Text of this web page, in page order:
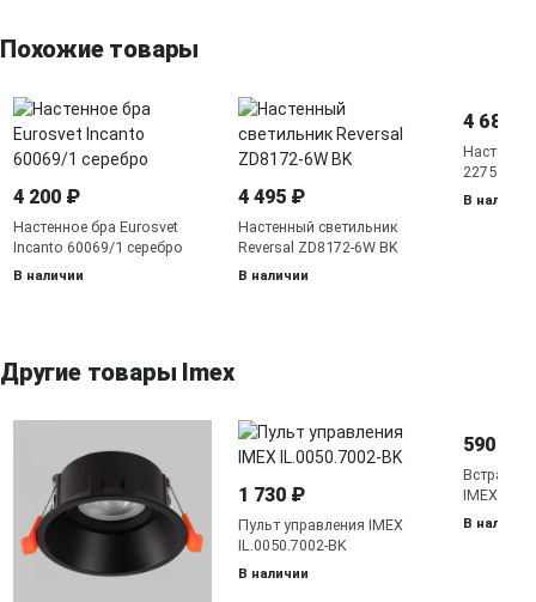
Похожие товары
4 200 ₽
Настенное бра Eurosvet
Incanto 60069/1 серебро
В наличии
4 495 ₽
Настенный светильник
Reversal ZD8172-6W BK
В наличии
4 680 ₽
2275
бронза
В наличии
Другие товары Imex
1 730 ₽
Пульт управления IMEX
IL.0050.7002-BK
В наличии
590 ₽
IMEX
В наличии